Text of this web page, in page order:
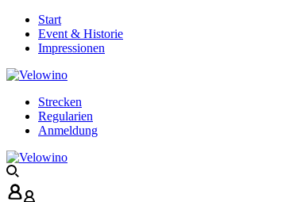
Start
Event & Historie
Impressionen
Strecken
Regularien
Anmeldung